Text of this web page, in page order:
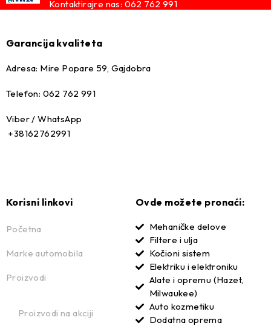
Kontaktirajre nas: 062 762 991
Garancija kvaliteta
Adresa: Mire Popare 59, Gajdobra
Telefon: 062 762 991
Viber / WhatsApp
+38162762991
Korisni linkovi
Početna
Marke automobila
Proizvodi
Proizvodi na akciji
Ovde možete pronaći:
Mehaničke delove
Filtere i ulja
Kočioni sistem
Elektriku i elektroniku
Alate i opremu (Hazet,
Milwaukee)
Auto kozmetiku
Dodatna oprema